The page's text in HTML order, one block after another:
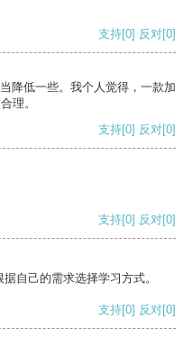
支持[0] 反对[0]
降低一些。我个人觉得，一款加
理。
支持[0] 反对[0]
支持[0] 反对[0]
自己的需求选择学习方式。
支持[0] 反对[0]